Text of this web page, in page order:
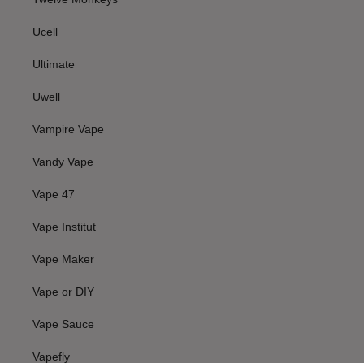
Ucell
Ultimate
Uwell
Vampire Vape
Vandy Vape
Vape 47
Vape Institut
Vape Maker
Vape or DIY
Vape Sauce
Vapefly